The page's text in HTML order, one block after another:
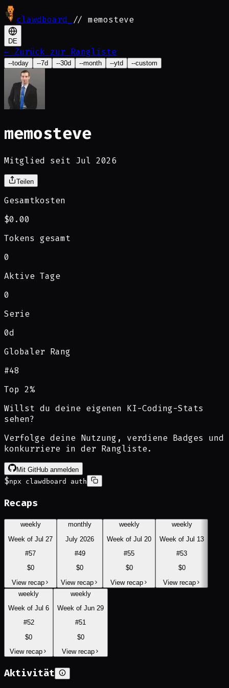
clawdboard // memosteve
DE
← Zurück zur Rangliste
--today --7d --30d --month --ytd --custom
memosteve
Mitglied seit Jul 2026
Teilen
Gesamtkosten
$0.00
Tokens gesamt
0
Aktive Tage
0
Serie
0d
Globaler Rang
#48
Top 2%
Willst du deine eigenen KI-Coding-Stats
sehen?
Verfolge deine Nutzung, verdiene Badges und
konkurriere in der Rangliste.
Mit GitHub anmelden
$npx clawdboard auth
Recaps
weekly
Week of Jul 27
#57
$0
View recap
monthly
July 2026
#49
$0
View recap
weekly
Week of Jul 20
#55
$0
View recap
weekly
Week of Jul 13
#53
$0
View recap
weekly
Week of Jul 6
#52
$0
View recap
weekly
Week of Jun 29
#51
$0
View recap
Aktivität